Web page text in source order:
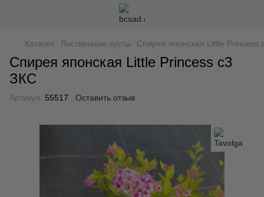
Каталог Лиственные кусты Спирея японская Little Princess
Спирея японская Little Princess с3
ЗКС
Артикул: 55517 Оставить отзыв